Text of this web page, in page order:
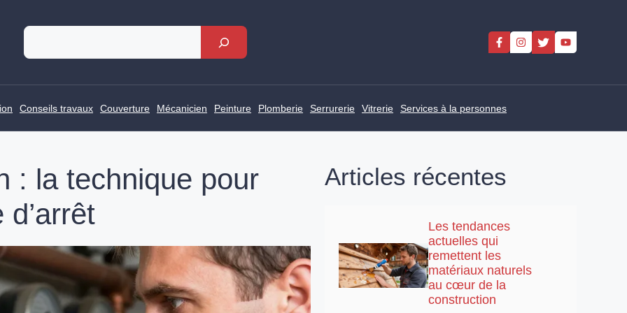
Rechercher
Conseils travaux Couverture Mécanicien Peinture Plomberie Serrurerie Vitrerie Services à la personnes
: la technique pour
Articles récentes
Les tendances
actuelles qui
remettent les
matériaux naturels
au cœur de la
construction